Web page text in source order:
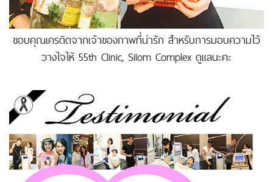
ขอบคุณเครดิตจากเจ้าของภาพที่น่ารัก สำหรับการมอบความไว้
วางใจให้ 55th Clinic, Silom Complex ดูแลนะคะ